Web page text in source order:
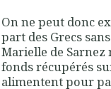
On ne peut donc
part des Grecs
Marielle de
fonds récupérés
alimentent pour